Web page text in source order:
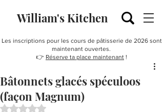
William's Kitchen
Les inscriptions pour les cours de pâtisserie de 2026 sont
maintenant ouvertes.
👉 Réserve ta place maintenant !
Bâtonnets glacés spéculoos
(façon Magnum)
Noté NaN étoiles sur 5.